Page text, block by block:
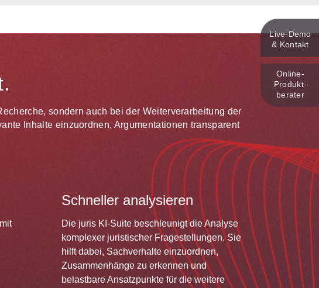
sondern auch bei der Weiterverarbeitung der
Inhalte einzuordnen, Argumentationen transparent
Schneller analysieren
Die juris KI-Suite beschleunigt die Analyse
komplexer juristischer Fragestellungen. Sie
hilft dabei, Sachverhalte einzuordnen,
Zusammenhänge zu erkennen und
belastbare Ansatzpunkte für die weitere
Live‑Demo
& Kontakt
Online-
Produkt­
berater